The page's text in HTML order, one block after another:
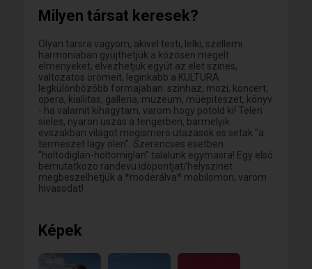
Milyen társat keresek?
Olyan tarsra vagyom, akivel testi, lelki, szellemi
harmoniaban gyüjthetjük a közösen megelt
elmenyeket, elvezhetjük együt az elet szines,
valtozatos örömeit, leginkabb a KULTURA
legkülönbözöbb formajaban: szinhaz, mozi, koncert,
opera, kiallitas, galleria, muzeum, müepiteszet, könyv
- ha valamit kihagytam, varom hogy potold ki! Telen
sieles, nyaron uszas a tengerben, barmelyik
evszakban vilagot megismerö utazasok es setak "a
termeszet lagy ölen". Szerencses esetben
"holtodiglan-holtomiglan" talalunk egymasra! Egy elsö
bemutatkozo randevu idöpontjat/helyszinet
megbeszelhetjük a *moderálva* mobilomon, varom
hivasodat!
Képek